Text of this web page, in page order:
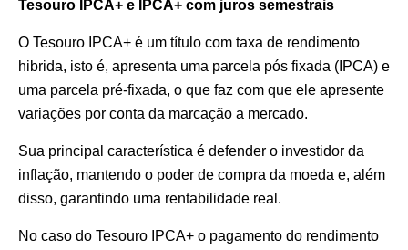
Tesouro IPCA+ e IPCA+ com juros semestrais
O Tesouro IPCA+ é um título com taxa de rendimento
hibrida, isto é, apresenta uma parcela pós fixada (IPCA) e
uma parcela pré-fixada, o que faz com que ele apresente
variações por conta da marcação a mercado.
Sua principal característica é defender o investidor da
inflação, mantendo o poder de compra da moeda e, além
disso, garantindo uma rentabilidade real.
No caso do Tesouro IPCA+ o pagamento do rendimento